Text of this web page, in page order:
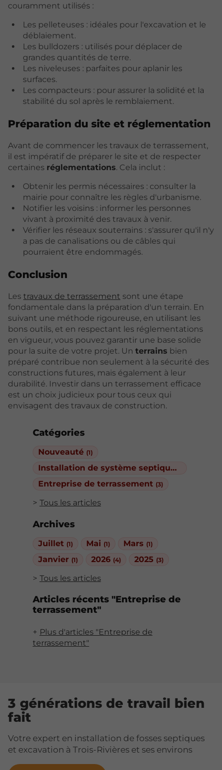
Catégories
Nouveauté (1)
Installation de système septique
Entreprise de terrassement (3)
Tous les articles
Archives
Juillet (1) Mai (1) Mars (1)
Janvier (1) 2026 (4) 2025 (3)
Tous les articles
Articles récents "Entreprise de
terrassement"
Plus d'articles "Entreprise de
terrassement"
couramment utilisés :
Les pelleteuses : idéales pour l'excavation et le
déblaiement.
Les bulldozers : utilisés pour déplacer de
grandes quantités de terre.
Les niveleuses : parfaites pour aplanir les
surfaces.
Les compacteurs : pour assurer la solidité et la
stabilité du sol après le remblaiement.
Préparation du site et réglementation
Avant de commencer les travaux de terrassement,
il est impératif de préparer le site et de respecter
certaines réglementations. Cela inclut :
Obtenir les permis nécessaires : consulter la
mairie pour connaître les règles d'urbanisme.
Notifier les voisins : informer les personnes
vivant à proximité des travaux à venir.
Vérifier les réseaux souterrains : s'assurer qu'il n'y
a pas de canalisations ou de câbles qui
pourraient être endommagés.
Conclusion
Les travaux de terrassement sont une étape
fondamentale dans la préparation d'un terrain. En
suivant une méthode rigoureuse, en utilisant les
bons outils, et en respectant les réglementations
en vigueur, vous pouvez garantir une base solide
pour la suite de votre projet. Un terrains bien
préparé contribue non seulement à la sécurité des
constructions futures, mais également à leur
durabilité. Investir dans un terrassement efficace
est un choix judicieux pour tous ceux qui
envisagent des travaux de construction.
3 générations de travail bien
fait
Votre expert en installation de fosses septiques
et excavation à Trois-Rivières et ses environs